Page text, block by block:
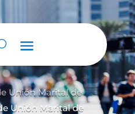
Unión Marital de
Unión Marital de